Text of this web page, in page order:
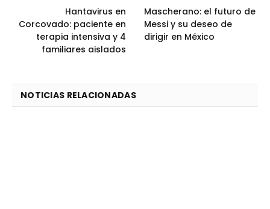
Hantavirus en
Corcovado: paciente en
terapia intensiva y 4
familiares aislados
Mascherano: el futuro de
Messi y su deseo de
dirigir en México
NOTICIAS RELACIONADAS